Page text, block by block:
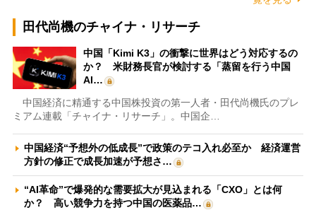
田代尚機のチャイナ・リサーチ
中国「Kimi K3」の衝撃に世界はどう対応するの
か？ 米財務長官が検討する「蒸留を行う中国
AI…
中国経済に精通する中国株投資の第一人者・田代尚機氏のプレ
ミアム連載「チャイナ・リサーチ」。中国企…
中国経済“予想外の低成長”で政策のテコ入れ必至か 経済運営
方針の修正で成長加速が予想さ…
“AI革命”で爆発的な需要拡大が見込まれる「CXO」とは何
か？ 高い競争力を持つ中国の医薬品…